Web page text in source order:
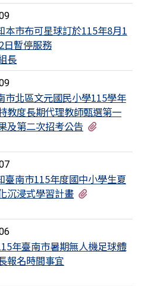
本市布可星球訂於115年8月1
日暫停服務
長
市北區文元國民小學115學年
教度長期代理教師甄選第一
及第二次招考公告
臺南市115年度國中小學生夏
沉浸式學習計畫
年臺南市暑期無人機足球體
報名時間事宜